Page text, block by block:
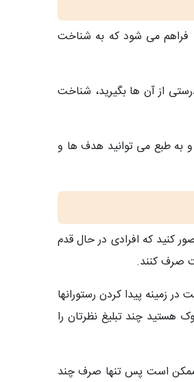
فراهم می شود که به شناخت
از آن ها بگیرید، شناخت
به طبع می توانید هدف ها و
کنید که افرادی در حال قدم
صرف کنند.
زمینه پیدا کردن رستورانها
هستید چند تبلیغ نظرتان را
ممکن است پس تنها صرف چند